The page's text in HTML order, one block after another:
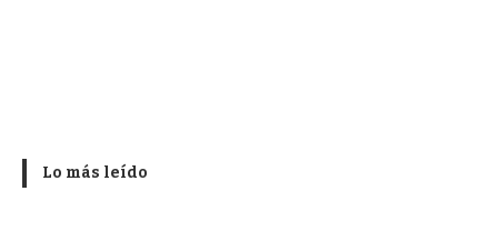
Lo más leído